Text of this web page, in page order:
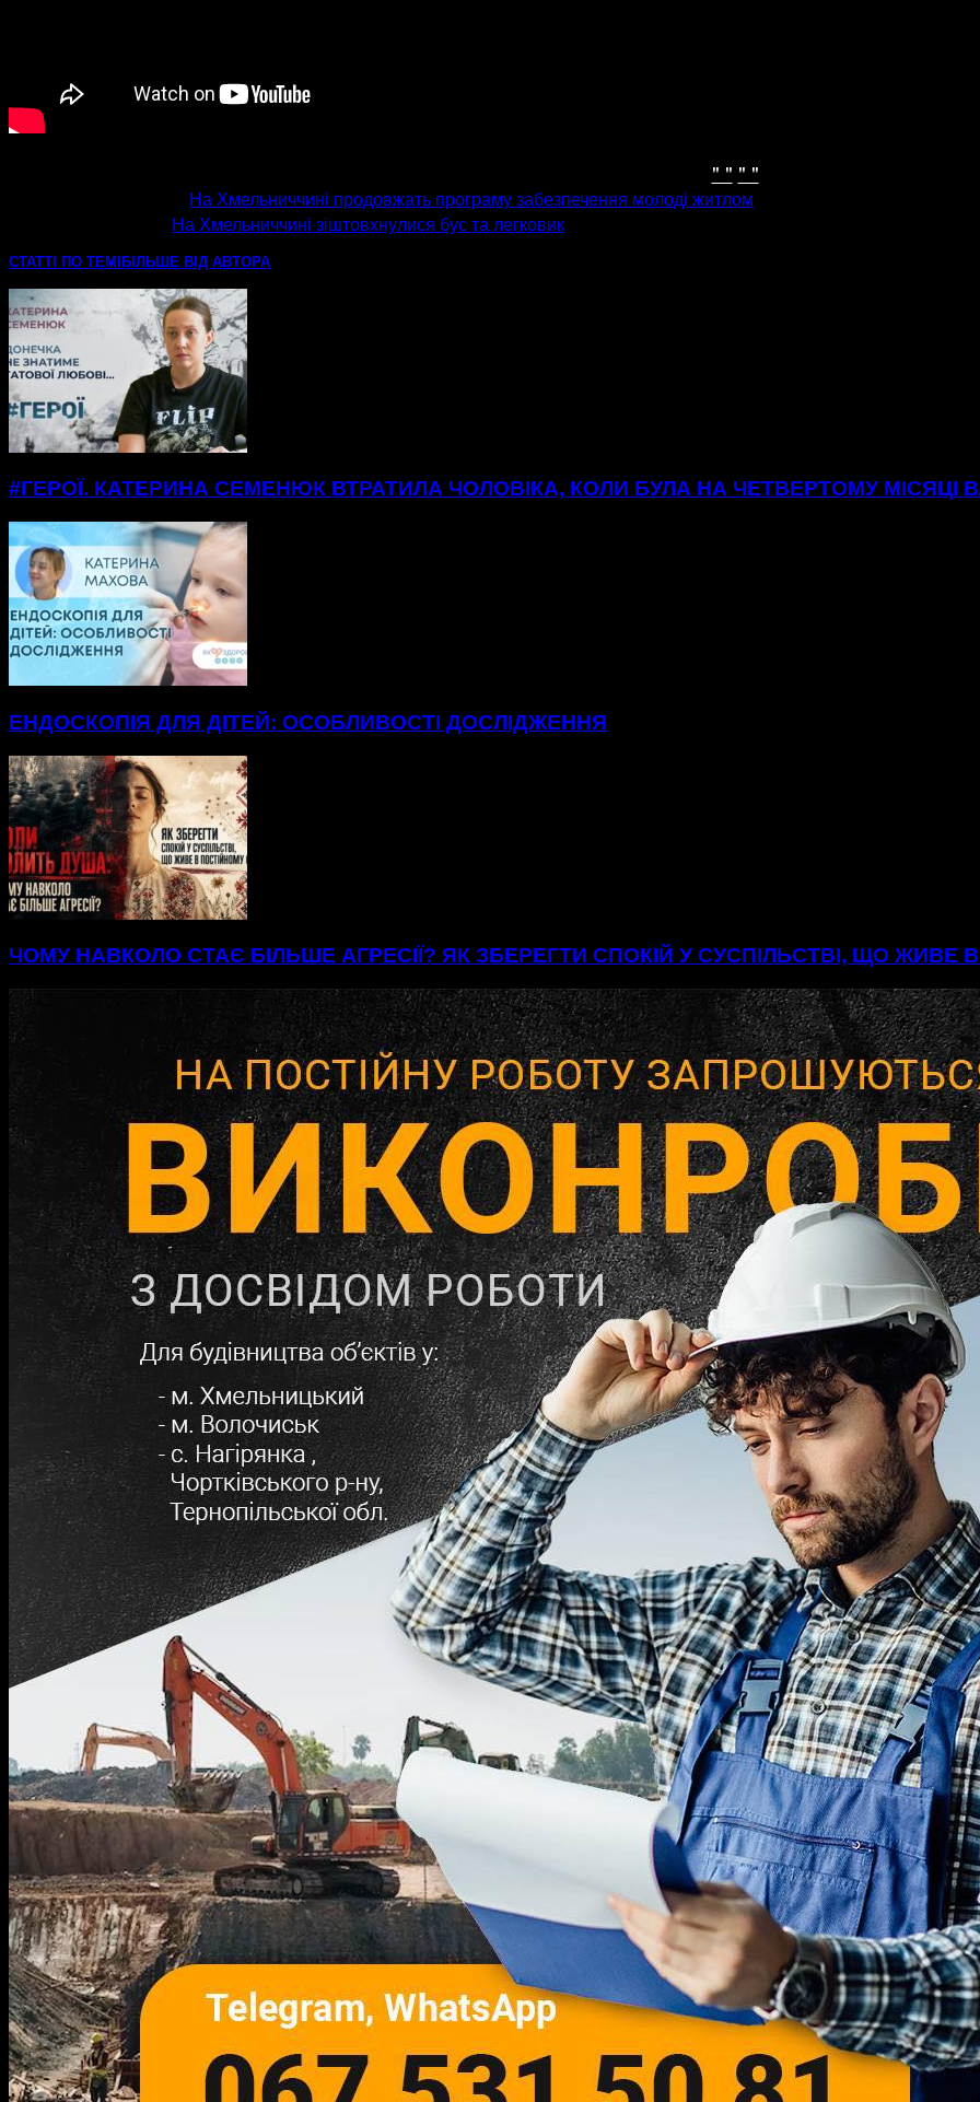
" " " "
На Хмельниччині продовжать програму забезпечення молоді житлом
На Хмельниччині зіштовхнулися бус та легковик
СТАТТІ ПО ТЕМІ БІЛЬШЕ ВІД АВТОРА
#ГЕРОЇ. КАТЕРИНА СЕМЕНЮК ВТРАТИЛА ЧОЛОВІКА, КОЛИ БУЛА НА ЧЕТВЕРТОМУ МІСЯЦІ
ЕНДОСКОПІЯ ДЛЯ ДІТЕЙ: ОСОБЛИВОСТІ ДОСЛІДЖЕННЯ
ЧОМУ НАВКОЛО СТАЄ БІЛЬШЕ АГРЕСІЇ? ЯК ЗБЕРЕГТИ СПОКІЙ У СУСПІЛЬСТВІ, ЩО ЖИВЕ